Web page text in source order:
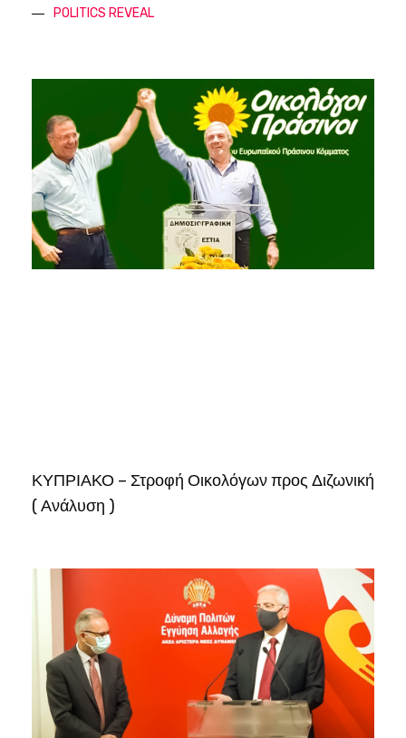
POLITICS REVEAL
ΚΥΠΡΙΑΚΟ – Στροφή Οικολόγων προς Διζωνική
( Ανάλυση )